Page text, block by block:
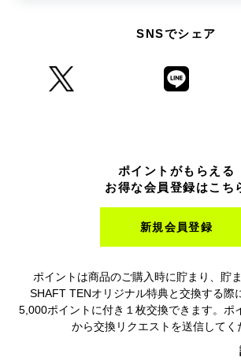
SNSでシェア
ポイントがもらえる
お得な会員登録はこち
新規会員登録
ポイントは商品のご購入時に貯まり、貯
SHAFT TENオリジナル特典と交換する際
5,000ポイントに付き１枚交換できます。ポ
から交換リクエストを送信してく